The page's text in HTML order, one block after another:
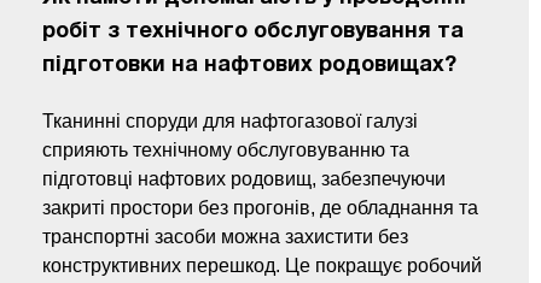
робіт з технічного обслуговування та
підготовки на нафтових родовищах?
Тканинні споруди для нафтогазової галузі
сприяють технічному обслуговуванню та
підготовці нафтових родовищ, забезпечуючи
закриті простори без прогонів, де обладнання та
транспортні засоби можна захистити без
конструктивних перешкод. Це покращує робочий